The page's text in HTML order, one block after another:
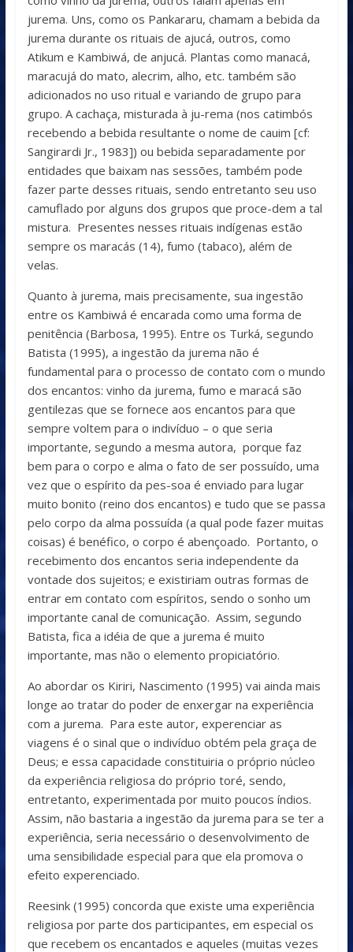
jurema. Uns, como os Pankararu, chamam a bebida da
jurema durante os rituais de ajucá, outros, como
Atikum e Kambiwá, de anjucá. Plantas como manacá,
maracujá do mato, alecrim, alho, etc. também são
adicionados no uso ritual e variando de grupo para
grupo. A cachaça, misturada à ju-rema (nos catimbós
recebendo a bebida resultante o nome de cauim [cf:
Sangirardi Jr., 1983]) ou bebida separadamente por
entidades que baixam nas sessões, também pode
fazer parte desses rituais, sendo entretanto seu uso
camuflado por alguns dos grupos que proce-dem a tal
mistura. Presentes nesses rituais indígenas estão
sempre os maracás (14), fumo (tabaco), além de
velas.
Quanto à jurema, mais precisamente, sua ingestão
entre os Kambiwá é encarada como uma forma de
penitência (Barbosa, 1995). Entre os Turká, segundo
Batista (1995), a ingestão da jurema não é
fundamental para o processo de contato com o mundo
dos encantos: vinho da jurema, fumo e maracá são
gentilezas que se fornece aos encantos para que
sempre voltem para o indivíduo – o que seria
importante, segundo a mesma autora, porque faz
bem para o corpo e alma o fato de ser possuído, uma
vez que o espírito da pes-soa é enviado para lugar
muito bonito (reino dos encantos) e tudo que se passa
pelo corpo da alma possuída (a qual pode fazer muitas
coisas) é benéfico, o corpo é abençoado. Portanto, o
recebimento dos encantos seria independente da
vontade dos sujeitos; e existiriam outras formas de
entrar em contato com espíritos, sendo o sonho um
importante canal de comunicação. Assim, segundo
Batista, fica a idéia de que a jurema é muito
importante, mas não o elemento propiciatório.
Ao abordar os Kiriri, Nascimento (1995) vai ainda mais
longe ao tratar do poder de enxergar na experiência
com a jurema. Para este autor, experenciar as
viagens é o sinal que o indivíduo obtém pela graça de
Deus; e essa capacidade constituiria o próprio núcleo
da experiência religiosa do próprio toré, sendo,
entretanto, experimentada por muito poucos índios.
Assim, não bastaria a ingestão da jurema para se ter a
experiência, seria necessário o desenvolvimento de
uma sensibilidade especial para que ela promova o
efeito experenciado.
Reesink (1995) concorda que existe uma experiência
religiosa por parte dos participantes, em especial os
que recebem os encantados e aqueles (muitas vezes